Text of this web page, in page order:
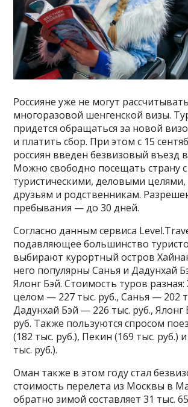
Россияне уже не могут
многоразовой шенгенской визы.
придется обращаться за новой
и платить сбор. При этом с 15
россиян введен безвизовый въезд
Можно свободно посещать страну с
туристическими, деловыми целями,
друзьям и родственникам.
пребывания — до 30 дней.
Согласно данным сервиса
подавляющее большинство
выбирают курортный остров
него популярны Санья и Дадунхай
Ялонг Бэй. Стоимость туров
целом — 227 тыс. руб., Санья — 202
Дадунхай Бэй — 226 тыс. руб., Ялонг
руб. Также пользуются спросом
(182 тыс. руб.), Пекин (169 тыс. руб.)
тыс. руб.).
Оман также в этом году стал
стоимость перелета из Москвы в
обратно зимой составляет 31 тыс.